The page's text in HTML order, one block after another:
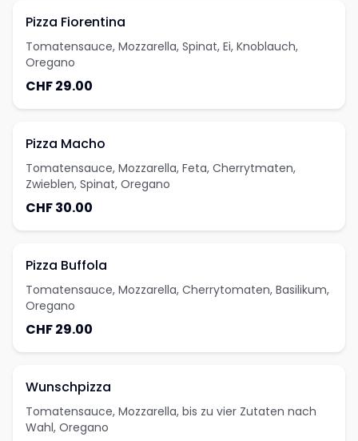
Pizza Fiorentina
Tomatensauce, Mozzarella, Spinat, Ei, Knoblauch,
Oregano
CHF 29.00
Pizza Macho
Tomatensauce, Mozzarella, Feta, Cherrytmaten,
Zwieblen, Spinat, Oregano
CHF 30.00
Pizza Buffola
Tomatensauce, Mozzarella, Cherrytomaten, Basilikum,
Oregano
CHF 29.00
Wunschpizza
Tomatensauce, Mozzarella, bis zu vier Zutaten nach
Wahl, Oregano